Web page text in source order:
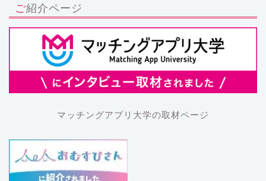
ご紹介ページ
マッチングアプリ大学の取材ページ